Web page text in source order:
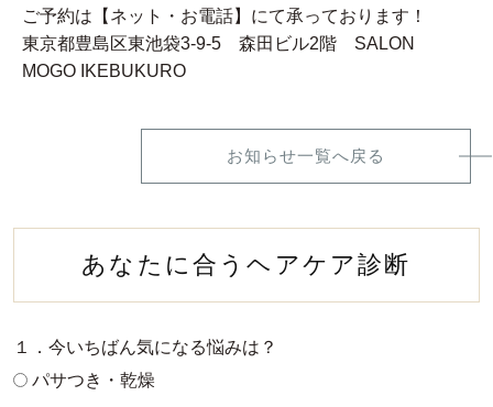
ご予約は【ネット・お電話】にて承っております！
東京都豊島区東池袋3-9-5 森田ビル2階 SALON
MOGO IKEBUKURO
お知らせ一覧へ戻る
あなたに合うヘアケア診断
１．今いちばん気になる悩みは？
パサつき・乾燥